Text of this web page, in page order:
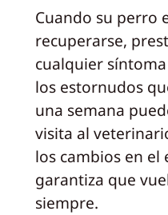
Cuando su perro
recuperarse,
cualquier
los estornudos
una semana
visita al
los cambios en el
garantiza que
siempre.